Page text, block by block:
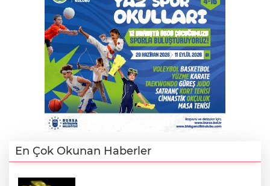
En Çok Okunan Haberler